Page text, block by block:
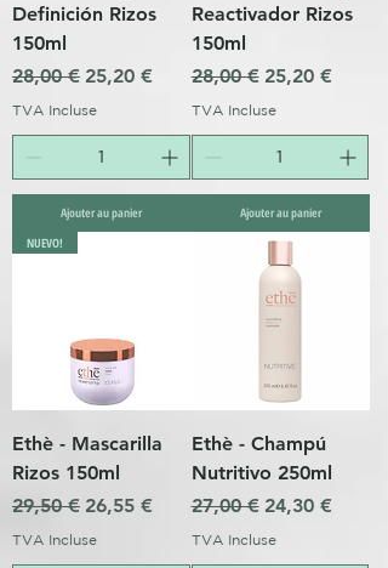
Definición Rizos
150ml
Prix original
28,00 € Prix promotionnel
25,20 €
TVA Incluse
Ajouter au panier
Reactivador Rizos
150ml
Prix original
28,00 € Prix
25,20 €
TVA Incluse
Ajouter au panier
NUEVO!
Ethè - Mascarilla
Rizos 150ml
Prix original
29,50 € Prix promotionnel
26,55 €
TVA Incluse
Ethè - Champú
Nutritivo 250ml
Prix original
27,00 € Prix
24,30 €
TVA Incluse